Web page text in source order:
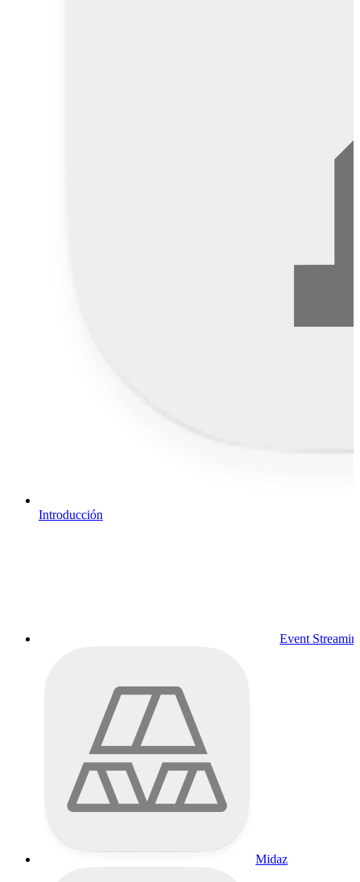
Introducción
Event
Midaz